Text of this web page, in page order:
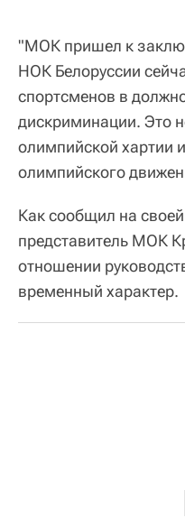
"МОК пришел к
НОК Белоруссии
спортсменов в
дискриминации. Это
олимпийской хартии
олимпийского
Как сообщил на
представитель МОК
отношении
временный характер.